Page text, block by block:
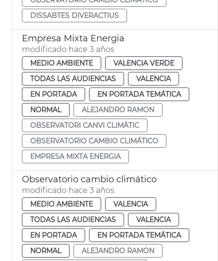
DISSABTES DIVERACTIUS
Empresa Mixta Energia
modificado hace 3 años
MEDIO AMBIENTE
VALENCIA VERDE
TODAS LAS AUDIENCIAS
VALENCIA
EN PORTADA
EN PORTADA TEMÁTICA
NORMAL
ALEJANDRO RAMON
OBSERVATORI CANVI CLIMÀTIC
OBSERVATORIO CAMBIO CLIMÁTICO
EMPRESA MIXTA ENERGIA
Observatorio cambio climático
modificado hace 3 años
MEDIO AMBIENTE
VALENCIA
TODAS LAS AUDIENCIAS
VALENCIA
EN PORTADA
EN PORTADA TEMÁTICA
NORMAL
ALEJANDRO RAMON